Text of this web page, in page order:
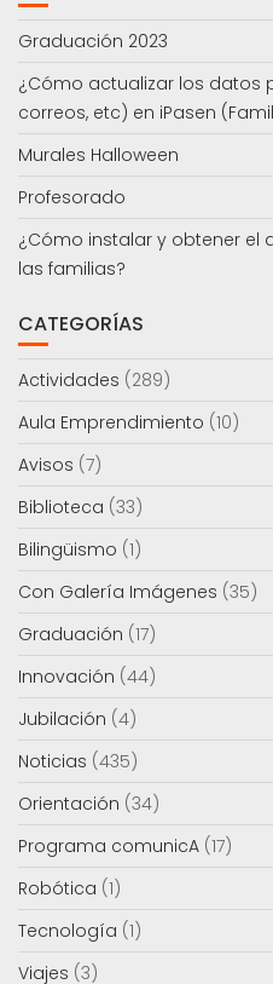
Graduación 2023
¿Cómo actualizar los datos
correos, etc) en iPasen
Murales Halloween
Profesorado
¿Cómo instalar y obtener el
las familias?
CATEGORÍAS
Actividades (289)
Aula Emprendimiento (10)
Avisos (7)
Biblioteca (33)
Bilingüismo (1)
Con Galería Imágenes (35)
Graduación (17)
Innovación (44)
Jubilación (4)
Noticias (435)
Orientación (34)
Programa comunicA (17)
Robótica (1)
Tecnología (1)
Viajes (3)